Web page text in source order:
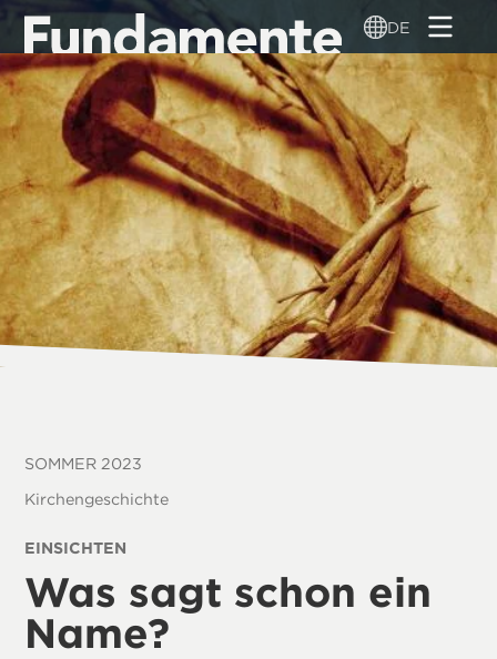
Direkt
zum
Inhalt
DE
SOMMER 2023
Kirchengeschichte
EINSICHTEN
Was sagt schon ein
Name?